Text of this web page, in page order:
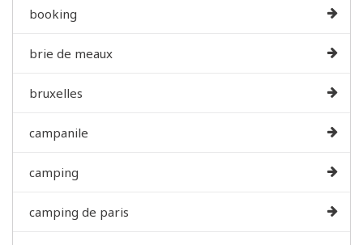
booking
brie de meaux
bruxelles
campanile
camping
camping de paris